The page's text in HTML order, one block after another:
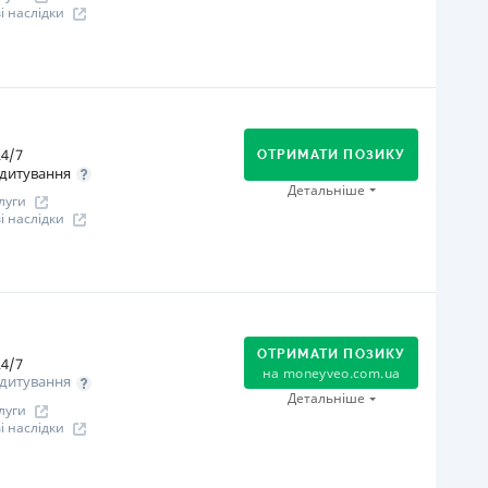
Онлайн (через сайт або інтернет-банкінг)
Оплата на розрахунковий рахунок
Через термінали самообслуговування
НБУ
7
ОТРИМАТИ ПОЗИКУ
Детальніше
Оплата на розрахунковий рахунок
Онлайн (через сайт або інтернет-банкінг)
НБУ
переоформлена 07.03.2024 р.
7
ОТРИМАТИ ПОЗИКУ
на moneyveo.com.ua
Детальніше